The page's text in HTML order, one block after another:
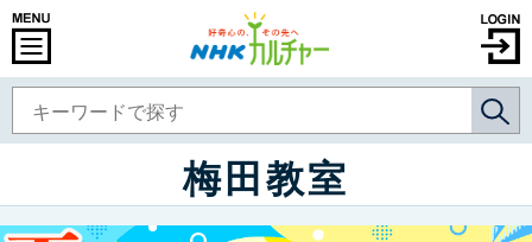
梅田教室